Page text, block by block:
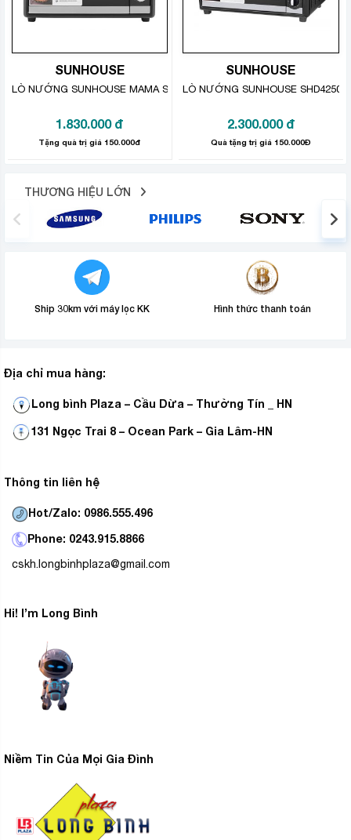
Lò nướng có xiên quay giúp nướng gà vịt nguyên
ngonLò nướng Bluestone EOB-7548 38 lít
nhiều người tin dùng.
3.Long Bình Plazacam kết:
với giá tốt nhất thị trường, hàng mới 100% nguyên đai
nguyên kiện.
– Đặc biệt khách hàng được miễn phí vận chuyển nội
thành Hà Nội, giao hàng trong 24 tiếng.
nhanh nhất khi khách hàng có yêu cầu.
– Nhân viên chuyên nghiệp, giàu kinh nghiệm sẵn sàng
tư vấn để khách hàng chọn mua được những sản phẩm
chất lượng tốt nhất.
đây:https://longbinhplaza.vn/lo-vi-song/.
SUNHOUSE
LÒ NƯỚNG SUNHOUSE MAMA SHD4240 40 LÍT
1.830.000 đ
Tặng quà trị giá 150.000đ
SUNHOUSE
LÒ NƯỚNG SUNHOUSE
2.300.000 đ
Quà tặng trị giá 150.000Đ
THƯƠNG HIỆU LỚN
Ship 30km với máy lọc KK Hình thức thanh toán
Địa chỉ mua hàng:
Long bình Plaza – Cầu Dừa – Thường Tín _ HN
131 Ngọc Trai 8 – Ocean Park – Gia Lâm-HN
Thông tin liên hệ
Hot/Zalo: 0986.555.496
Phone: 0243.915.8866
cskh.longbinhplaza@gmail.com
Hi! I’m Long Bình
Niềm Tin Của Mọi Gia Đình